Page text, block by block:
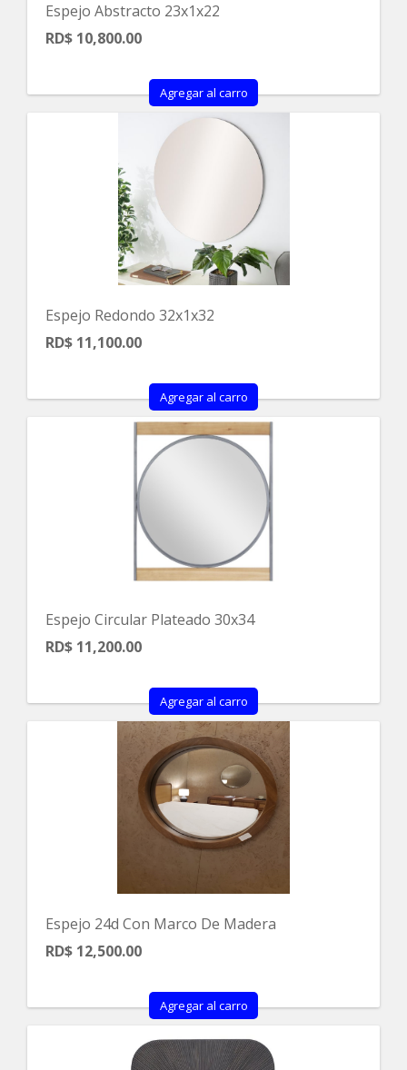
Espejo Abstracto 23x1x22
RD$ 10,800.00
Agregar al carro
Espejo Redondo 32x1x32
RD$ 11,100.00
Agregar al carro
Espejo Circular Plateado 30x34
RD$ 11,200.00
Agregar al carro
Espejo 24d Con Marco De Madera
RD$ 12,500.00
Agregar al carro